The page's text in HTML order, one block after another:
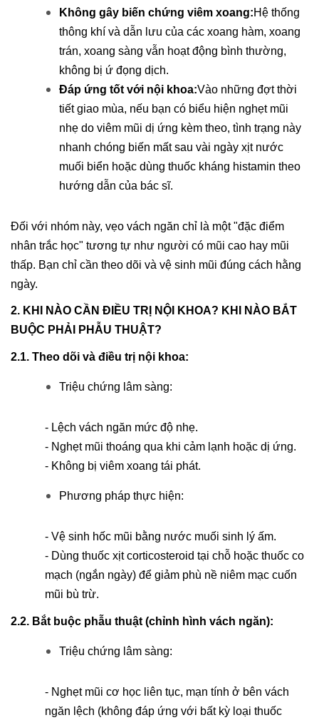
Không gây biến chứng viêm xoang:Hệ thống
thông khí và dẫn lưu của các xoang hàm, xoang
trán, xoang sàng vẫn hoạt động bình thường,
không bị ứ đọng dịch.
Đáp ứng tốt với nội khoa:Vào những đợt thời
tiết giao mùa, nếu bạn có biểu hiện nghẹt mũi
nhẹ do viêm mũi dị ứng kèm theo, tình trạng này
nhanh chóng biến mất sau vài ngày xịt nước
muối biển hoặc dùng thuốc kháng histamin theo
hướng dẫn của bác sĩ.
Đối với nhóm này, vẹo vách ngăn chỉ là một "đặc điểm
nhân trắc học" tương tự như người có mũi cao hay mũi
thấp. Bạn chỉ cần theo dõi và vệ sinh mũi đúng cách hằng
ngày.
2. KHI NÀO CẦN ĐIỀU TRỊ NỘI KHOA? KHI NÀO BẮT
BUỘC PHẢI PHẪU THUẬT?
2.1. Theo dõi và điều trị nội khoa:
Triệu chứng lâm sàng:
- Lệch vách ngăn mức độ nhẹ.
- Nghẹt mũi thoáng qua khi cảm lạnh hoặc dị ứng.
- Không bị viêm xoang tái phát.
Phương pháp thực hiện:
- Vệ sinh hốc mũi bằng nước muối sinh lý ấm.
- Dùng thuốc xịt corticosteroid tại chỗ hoặc thuốc co
mạch (ngắn ngày) để giảm phù nề niêm mạc cuốn
mũi bù trừ.
2.2. Bắt buộc phẫu thuật (chỉnh hình vách ngăn):
Triệu chứng lâm sàng:
- Nghẹt mũi cơ học liên tục, mạn tính ở bên vách
ngăn lệch (không đáp ứng với bất kỳ loại thuốc